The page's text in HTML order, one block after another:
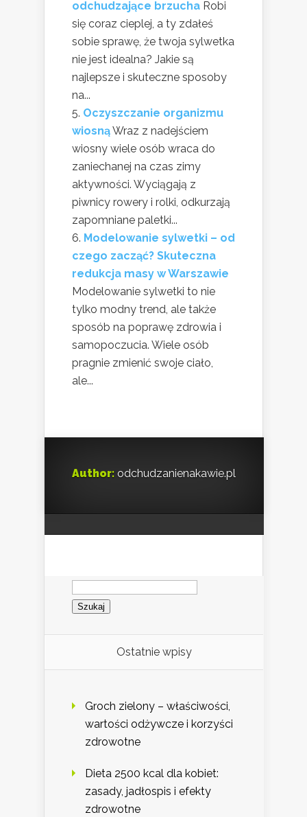
odchudzające brzucha Robi
się coraz cieplej, a ty zdałeś
sobie sprawę, że twoja sylwetka
nie jest idealna? Jakie są
najlepsze i skuteczne sposoby
na...
Oczyszczanie organizmu
wiosnąWraz z nadejściem
wiosny wiele osób wraca do
zaniechanej na czas zimy
aktywności. Wyciągają z
piwnicy rowery i rolki, odkurzają
zapomniane paletki...
Modelowanie sylwetki – od
czego zacząć? Skuteczna
redukcja masy w Warszawie
Modelowanie sylwetki to nie
tylko modny trend, ale także
sposób na poprawę zdrowia i
samopoczucia. Wiele osób
pragnie zmienić swoje ciało,
ale...
Author: odchudzanienakawie.pl
Szukaj:
Ostatnie wpisy
Groch zielony – właściwości,
wartości odżywcze i korzyści
zdrowotne
Dieta 2500 kcal dla kobiet:
zasady, jadłospis i efekty
zdrowotne